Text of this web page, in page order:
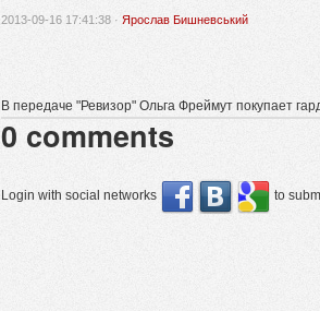
2013-09-16 17:41:38 · Ярослав Бишневський
В передаче "Ревизор" Ольга Фреймут покупает
0 comments
Login with social networks to